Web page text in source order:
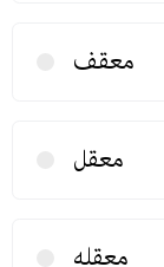
معقف
معقل
معقله